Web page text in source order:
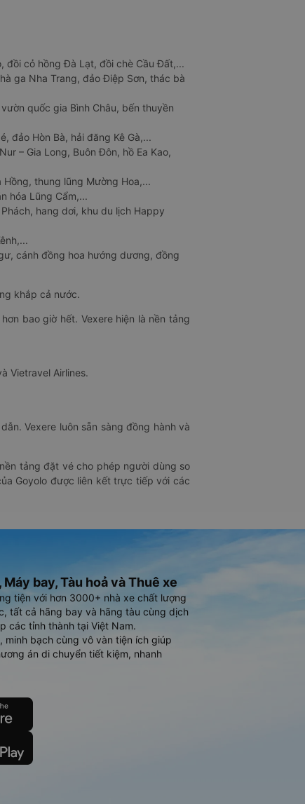
đồi cỏ hồng Đà Lạt, đồi chè Cầu Đất,...
ga Nha Trang, đảo Điệp Sơn, thác bà
quốc gia Bình Châu, bến thuyền
đảo Hòn Bà, hải đăng Kê Gà,...
– Gia Long, Buôn Đôn, hồ Ea Kao,
thung lũng Mường Hoa,...
hóa Lũng Cẩm,...
hang dơi, khu du lịch Happy
cánh đồng hoa hướng dương, đồng
khắp cả nước.
bao giờ hết. Vexere hiện là nền tảng
Vietravel Airlines.
Vexere luôn sẵn sàng đồng hành và
tảng đặt vé cho phép người dùng so
Goyolo được liên kết trực tiếp với các
bay, Tàu hoả và Thuê xe
tiện với hơn 3000+ nhà xe chất lượng
tất cả hãng bay và hãng tàu cùng dịch
các tỉnh thành tại Việt Nam.
bạch cùng vô vàn tiện ích giúp
án di chuyển tiết kiệm, nhanh